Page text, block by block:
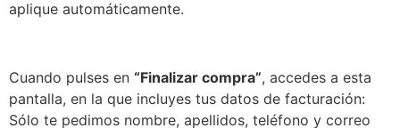
aplique automáticamente.
Cuando pulses en “Finalizar compra”, accedes a esta
pantalla, en la que incluyes tus datos de facturación:
Sólo te pedimos nombre, apellidos, teléfono y correo